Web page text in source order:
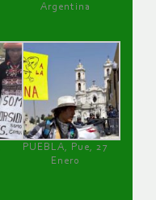
Argentina
PUEBLA, Pue, 27
Enero